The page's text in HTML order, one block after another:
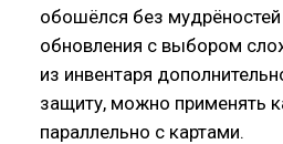
обошёлся без мудрёностей
обновления с выбором
из инвентаря
защиту, можно применять
параллельно с картами.